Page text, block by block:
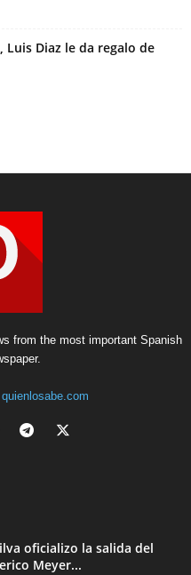
Luis Diaz le da regalo de
from the most important Spanish
oficializo la salida del
Meyer...